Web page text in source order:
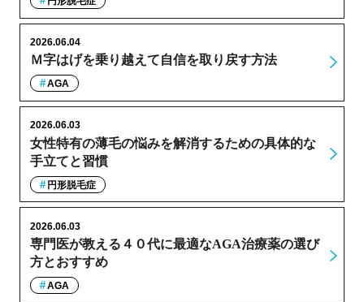
Ｍ字はげを乗り越えて自信を取り戻す方法
2026.06.04
AGA
女性特有の薄毛の悩みを解消するための具体的な
手立てと習慣
2026.06.03
円形脱毛症
専門医が教える４０代に最適なAGA治療薬の選び
方とおすすめ
2026.06.03
AGA